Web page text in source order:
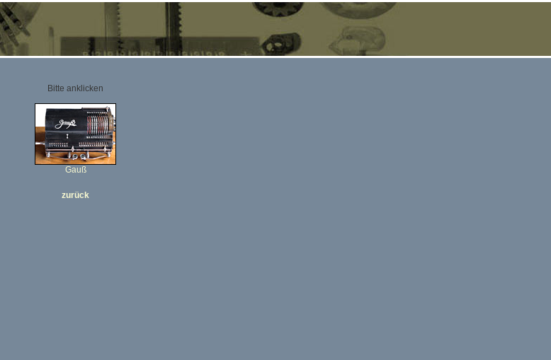
Bitte anklicken
Gauß
zurück